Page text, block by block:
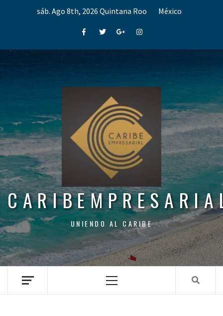
sáb. Ago 8th, 2026 Quintana Roo México
FacebookTwitterGoogle+Instagram
UNIENDO AL CARIBE
Menu